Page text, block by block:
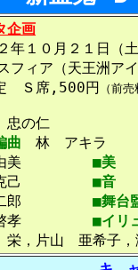
企画
年１０月２１日（
フィア（天王洲アイ
Ｓ席,500円 （前売
忠の仁
曲 林 アキラ
由美 ■美
克己 ■音
二郎 ■舞台
啓孝 ■イリ
，片山 亜希子，